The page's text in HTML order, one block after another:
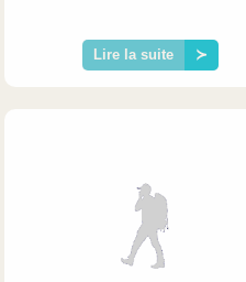
Lire la suite ≻